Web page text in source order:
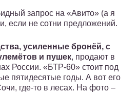
запрос на «Авито» (а я
если не сотни предложений.
усиленные бронёй, с
и пушек, продают в
России. «БТР-60» стоит под
пятидесятые годы. А вот его
где-то в лесах. На фото –